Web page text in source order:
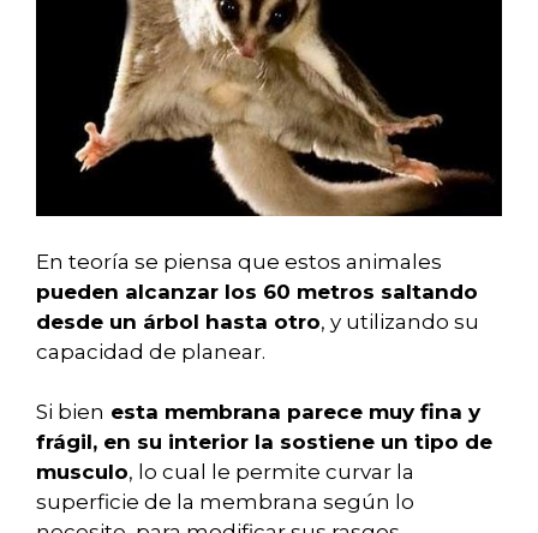
En teoría se piensa que estos animales
pueden alcanzar los 60 metros saltando
desde un árbol hasta otro, y utilizando su
capacidad de planear.
Si bien esta membrana parece muy fina y
frágil, en su interior la sostiene un tipo de
musculo, lo cual le permite curvar la
superficie de la membrana según lo